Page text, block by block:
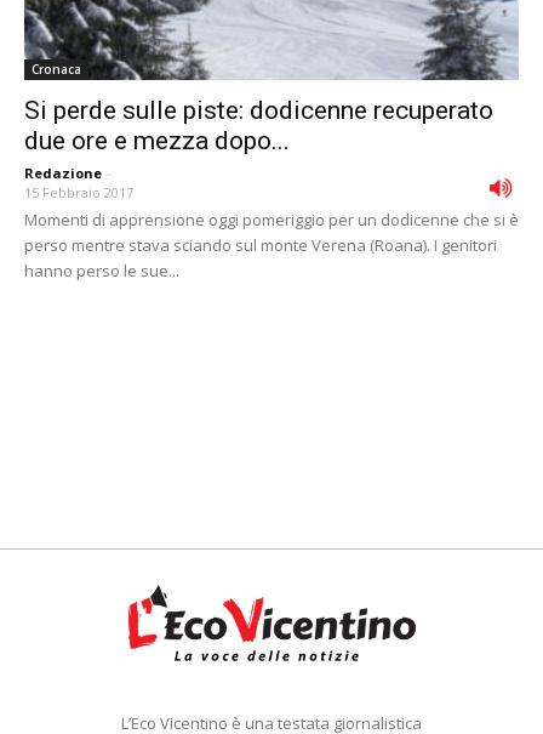
Cronaca
Si perde sulle piste: dodicenne recuperato
due ore e mezza dopo...
Redazione -
15 Febbraio 2017
Momenti di apprensione oggi pomeriggio per un dodicenne che si è
perso mentre stava sciando sul monte Verena (Roana). I genitori
hanno perso le sue...
L’Eco Vicentino è una testata giornalistica